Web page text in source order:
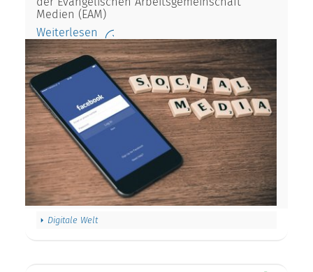
Medien (EAM)
Weiterlesen
Digitale Welt